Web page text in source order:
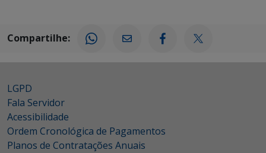
Compartilhe:
LGPD
Fala Servidor
Acessibilidade
Ordem Cronológica de Pagamentos
Planos de Contratações Anuais